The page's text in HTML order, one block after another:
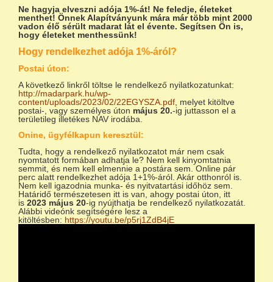
Ne hagyja elveszni adója 1%-át! Ne feledje, életeket
menthet! Önnek Alapítványunk mára már több mint 2000
vadon élő sérült madarat lát el évente. Segítsen Ön is,
hogy életeket menthessünk!
Hogy rendelkezhet adója 1%-áról?
Postai úton:
A következő linkről töltse le rendelkező nyilatkozatunkat:
http://madarpark.hu/wp-
content/uploads/2023/02/22EGYSZA.pdf, melyet kitöltve
postai-, vagy személyes úton május 20.-ig juttasson el a
területileg illetékes NAV irodába.
Onine, ügyfélkapun keresztül:
Tudta, hogy a rendelkező nyilatkozatot már nem csak
nyomtatott formában adhatja le? Nem kell kinyomtatnia
semmit, és nem kell elmennie a postára sem. Online pár
perc alatt rendelkezhet adója 1+1%-áról. Akár otthonról is.
Nem kell igazodnia munka- és nyitvatartási időhöz sem.
Határidő természetesen itt is van, ahogy postai úton, itt
is 2023 május 20-ig nyújthatja be rendelkező nyilatkozatát.
Alábbi videónk segítségére lesz a
kitöltésben: https://youtu.be/p5rj1ZdB4jE